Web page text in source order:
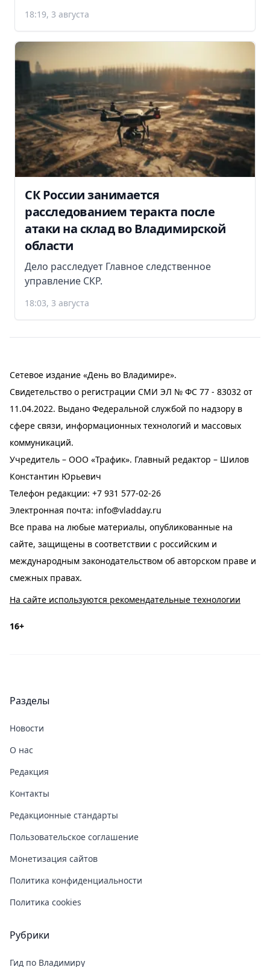
18:19, 3 августа
СК России занимается
расследованием теракта после
атаки на склад во Владимирской
области
Дело расследует Главное следственное
управление СКР.
18:03, 3 августа
Сетевое издание «День во Владимире».
Свидетельство о регистрации СМИ ЭЛ № ФС 77 - 83032 от
11.04.2022. Выдано Федеральной службой по надзору в
сфере связи, информационных технологий и массовых
коммуникаций.
Учредитель – ООО «Трафик». Главный редактор – Шилов
Константин Юрьевич
Телефон редакции: +7 931 577-02-26
Электронная почта: info@vladday.ru
Все права на любые материалы, опубликованные на
сайте, защищены в соответствии с российским и
международным законодательством об авторском праве и
смежных правах.
На сайте используются рекомендательные технологии
16+
Разделы
Новости
О нас
Редакция
Контакты
Редакционные стандарты
Пользовательское соглашение
Монетизация сайтов
Политика конфиденциальности
Политика cookies
Рубрики
Гид по Владимиру